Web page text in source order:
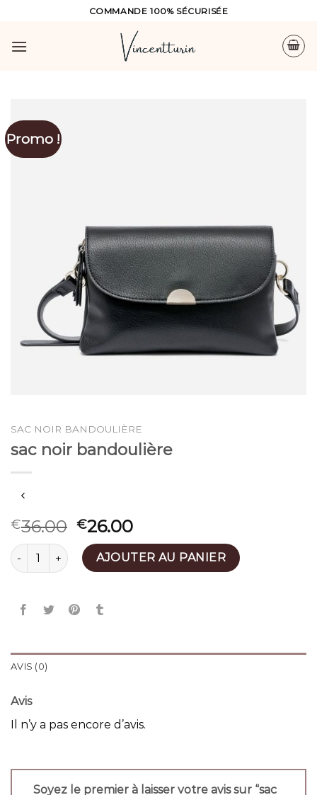
content
COMMANDE 100% SÉCURISÉE
Promo !
SAC NOIR BANDOULIÈRE
sac noir bandoulière
€36.00 €26.00
quantité de sac noir bandoulière
AJOUTER AU PANIER
AVIS (0)
Avis
Il n’y a pas encore d’avis.
Soyez le premier à laisser votre avis sur “sac